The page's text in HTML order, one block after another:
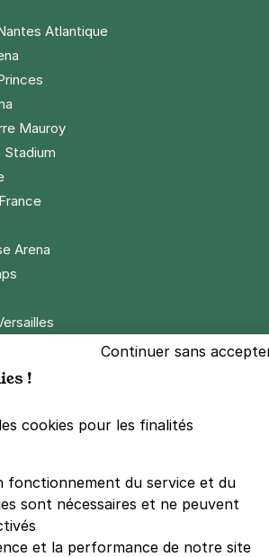
Atlantique
Mauroy
Stadium
Arena
Lille
à 110 km/h sur autoroute réduit votre
- Tous droits réservés - Fabriqué avec soin à
Rennes et Paris
Continuer sans
!
cookies pour les finalités
fonctionnement du service et du
sont nécessaires et ne peuvent
et la performance de notre site